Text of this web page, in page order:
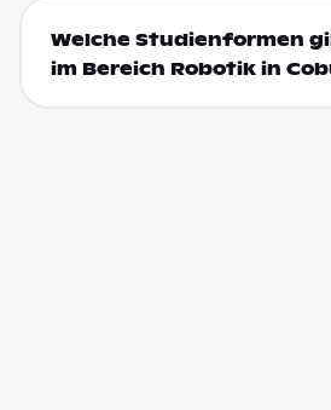
Welche Studienformen
im Bereich Robotik in